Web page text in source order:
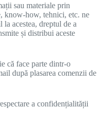
sau materiale prin
know-how, tehnici, etc. ne
acestea, dreptul de a
și distribui aceste
că face parte dintr-o
după plasarea comenzii de
a confidențialității